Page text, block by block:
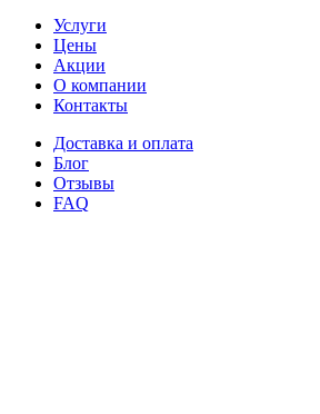
Услуги
Цены
Акции
О компании
Контакты
Доставка и оплата
Блог
Отзывы
FAQ